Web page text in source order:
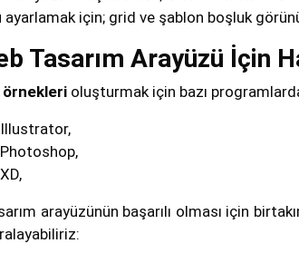
ayarlamak için; grid ve şablon boşluk
Tasarım Arayüzü İçin
örnekleri oluşturmak için bazı
arayüzünün başarılı olması için